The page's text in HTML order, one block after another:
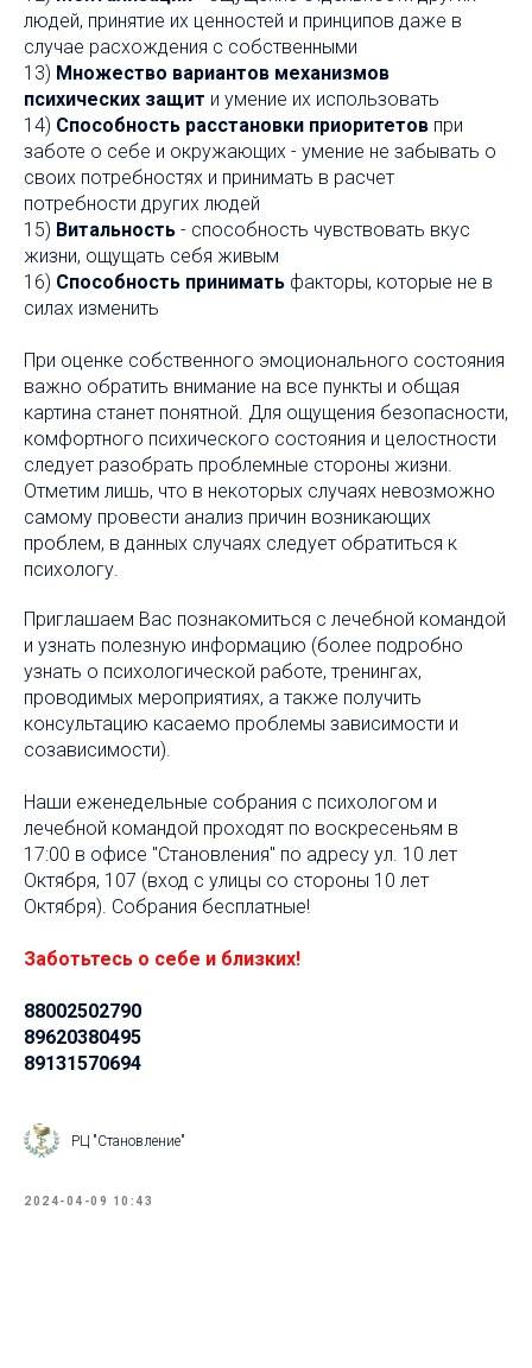
людей, принятие их ценностей и принципов даже в
случае расхождения с собственными
13) Множество вариантов механизмов
психических защит и умение их использовать
14) Способность расстановки приоритетов при
заботе о себе и окружающих - умение не забывать о
своих потребностях и принимать в расчет
потребности других людей
15) Витальность - способность чувствовать вкус
жизни, ощущать себя живым
16) Способность принимать факторы, которые не в
силах изменить
При оценке собственного эмоционального состояния
важно обратить внимание на все пункты и общая
картина станет понятной. Для ощущения безопасности,
комфортного психического состояния и целостности
следует разобрать проблемные стороны жизни.
Отметим лишь, что в некоторых случаях невозможно
самому провести анализ причин возникающих
проблем, в данных случаях следует обратиться к
психологу.
Приглашаем Вас познакомиться с лечебной командой
и узнать полезную информацию (более подробно
узнать о психологической работе, тренингах,
проводимых мероприятиях, а также получить
консультацию касаемо проблемы зависимости и
созависимости).
Наши еженедельные собрания с психологом и
лечебной командой проходят по воскресеньям в
17:00 в офисе "Становления" по адресу ул. 10 лет
Октября, 107 (вход с улицы со стороны 10 лет
Октября). Собрания бесплатные!
Заботьтесь о себе и близких!
88002502790
89620380495
89131570694
РЦ "Становление"
2024-04-09 10:43